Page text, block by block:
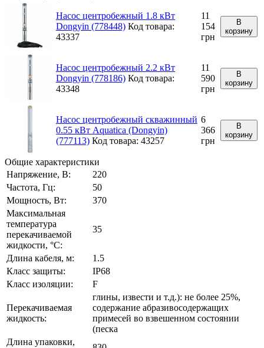
Насос центробежный 1.8 кВт
Dongyin (778448) Код товара:
43337
11
154
грн
В
корзину
Насос центробежный 2.2 кВт
Dongyin (778186) Код товара:
43348
11
590
грн
В
корзину
Насос центробежный скважинный
0.55 кВт Aquatica (Dongyin)
(777113) Код товара: 43257
6
366
грн
В
корзину
Общие характеристики
Напряжение, В:
220
Частота, Гц:
50
Мощность, Вт:
370
Максимальная
температура
перекачиваемой
жидкости, °C:
35
Длина кабеля, м:
1.5
Класс защиты:
IP68
Класс изоляции:
F
Перекачиваемая
жидкость:
глины, извести и т.д.): не более 25%,
содержание абразивосодержащих
примесей во взвешенном состоянии
(песка
Длина упаковки,